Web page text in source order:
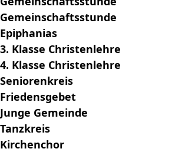
Gemeinschaftsstunde
Epiphanias
3. Klasse Christenlehre
4. Klasse Christenlehre
Seniorenkreis
Friedensgebet
Junge Gemeinde
Tanzkreis
Kirchenchor